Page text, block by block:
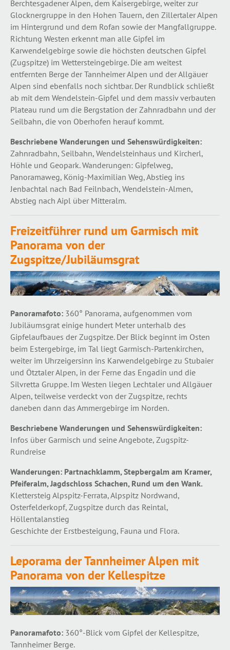
Berchtesgadener Alpen, dem Kaisergebirge, weiter zur
Glocknergruppe in den Hohen Tauern, den Zillertaler Alpen
im Hintergrund und dem Rofan sowie der Mangfallgruppe.
Richtung Westen erkennt man alle Gipfel im
Karwendelgebirge sowie die höchsten deutschen Gipfel
(Zugspitze) im Wettersteingebirge. Die am weitest
entfernten Berge der Tannheimer Alpen und der Allgäuer
Alpen sind ebenfalls noch sichtbar. Der Rundblick schließt
ab mit dem Wendelstein-Gipfel und dem massiv verbauten
Plateau rund um die Bergstation der Zahnradbahn und der
Seilbahn, die von Oberhofen herauf kommt.
Beschriebene Wanderungen und Sehenswürdigkeiten:
Zahnradbahn, Seilbahn, Wendelsteinhaus und Kircherl,
Höhle und Geopark. Wanderungen: Gipfelweg,
Panoramaweg, König-Maximilian Weg, Abstieg ins
Jenbachtal nach Bad Feilnbach, Wendelstein-Almen,
Abstieg nach Aipl über Mitteralm.
Freizeitführer rund um Garmisch mit
Panorama von der
Zugspitze/Jubiläumsgrat
Panoramafoto: 360° Panorama, aufgenommen vom
Jubiläumsgrat einige hundert Meter unterhalb des
Gipfelaufbaues der Zugspitze. Der Blick beginnt im Osten
beim Estergebirge, im Tal liegt Garmisch-Partenkirchen,
weiter im Uhrzeigersinn ins Karwendelgebirge zu Stubaier
und Ötztaler Alpen, in der Ferne das Engadin und die
Silvretta Gruppe. Im Westen liegen Lechtaler und Allgäuer
Alpen, teilweise verdeckt von der Zugspitze, rechts
daneben dann das Ammergebirge im Norden.
Beschriebene Wanderungen und Sehenswürdigkeiten:
Infos über Garmisch und seine Angebote, Zugspitz-
Rundreise
Wanderungen: Partnachklamm, Stepbergalm am Kramer,
Pfeiferalm, Jagdschloss Schachen, Rund um den Wank.
Klettersteig Alpspitz-Ferrata, Alpspitz Nordwand,
Osterfelderkopf, Zugspitze durch das Reintal,
Höllentalanstieg
Geschichte der Erstbesteigung, Fauna und Flora.
Leporama der Tannheimer Alpen mit
Panorama von der Kellespitze
Panoramafoto: 360°-Blick vom Gipfel der Kellespitze,
Tannheimer Berge.